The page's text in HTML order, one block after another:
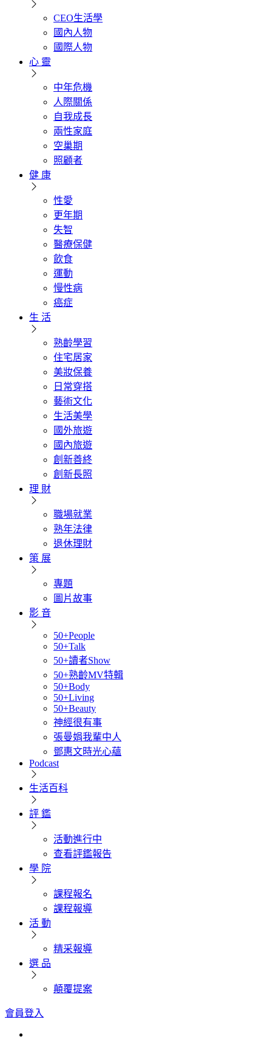
CEO生活學
國內人物
國際人物
心 靈
中年危機
人際關係
自我成長
兩性家庭
空巢期
照顧者
健 康
性愛
更年期
失智
醫療保健
飲食
運動
慢性病
癌症
生 活
熟齡學習
住宅居家
美妝保養
日常穿搭
藝術文化
生活美學
國外旅遊
國內旅遊
創新善終
創新長照
理 財
職場就業
熟年法律
退休理財
策 展
專題
圖片故事
影 音
50+People
50+Talk
50+讀者Show
50+熟齡MV特輯
50+Body
50+Living
50+Beauty
神經很有事
張曼娟我輩中人
鄧惠文時光心蘊
Podcast
生活百科
評 鑑
活動進行中
查看評鑑報告
學 院
課程報名
課程報導
活 動
精采報導
選 品
顛覆提案
會員登入